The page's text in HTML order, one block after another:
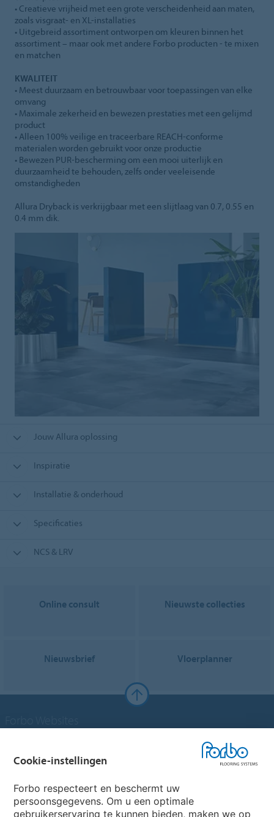
• Creatieve vrijheid met een grote verscheidenheid aan maten,
zoals visgraat- en XL-installaties
• Uitgebreid assortiment ontworpen om kleuren binnen het
assortiment – maar ook met andere Forbo producten - te mixen
en matchen
KWALITEIT
• Meest duurzaam en betrouwbaar voor toepassingen van elke
omvang
• Maximale zekerheid en bewezen prestaties met een gelijmd
product
• Alleen 100% veilige en traceerbare REACH-conforme
materialen worden gebruikt voor onze productie
• Bewezen PUR-bescherming om een mooi uiterlijk en
duurzaamheid te behouden, zelfs onder veeleisende
omstandigheden
Allura Dryback is verkrijgbaar met een slijtlaag van 0.7, 0.55 en
0.4 mm dik.
Jouw Allura oplossing
Inspiratie
Installatie & onderhoud
Specificaties
NCS & LRV
Online consult Nieuwste collecties
Nieuwsbrief Vloerplanner
Forbo Flooring Systems
Cookie-instellingen
Forbo respecteert en beschermt uw
persoonsgegevens. Om u een optimale
gebruikerservaring te kunnen bieden, maken we op